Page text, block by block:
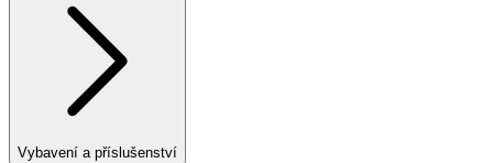
Vybavení a příslušenství